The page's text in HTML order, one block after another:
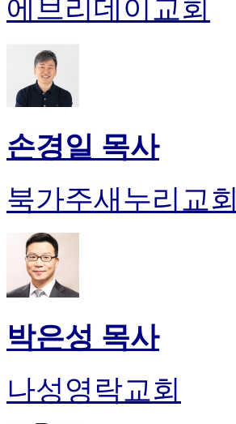
에브리데이교회
손경일 목사
북가주새누리교회
박은성 목사
나성영락교회